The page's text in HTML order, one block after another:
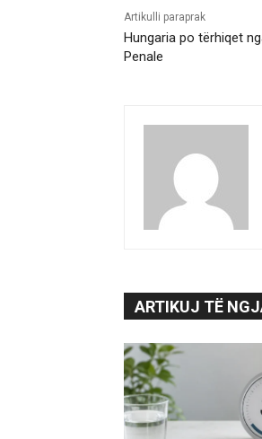
Artikulli paraprak
Hungaria po tërhiqet
Penale
ARTIKUJ TË